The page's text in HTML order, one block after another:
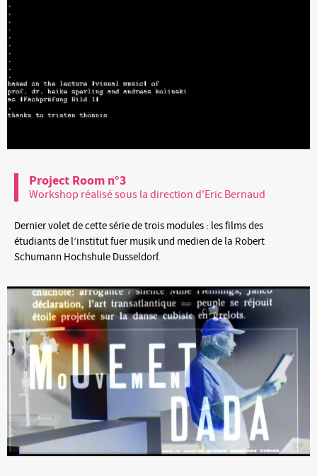
Project Room n°3
Workshop réalisé sous la direction d'Eric Bernaud
Dernier volet de cette série de trois modules : les films des
étudiants de l’institut fuer musik und medien de la Robert
Schumann Hochshule Dusseldorf.